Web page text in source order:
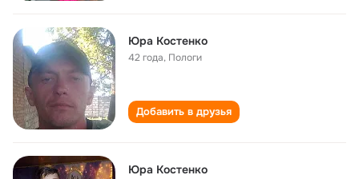
Юра Костенко
42 года, Пологи
Добавить в друзья
Юра Костенко